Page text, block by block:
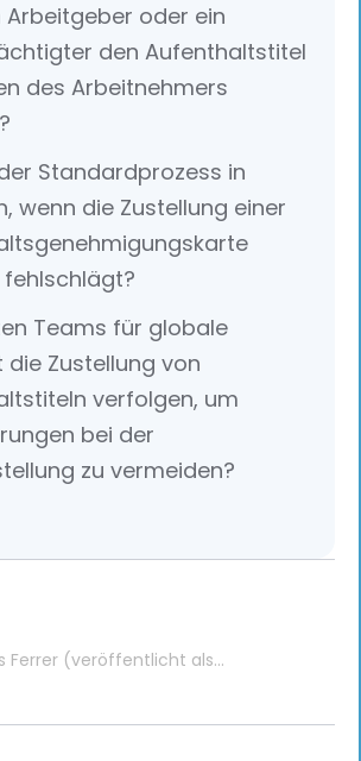
Arbeitgeber oder ein
den Aufenthaltstitel
des Arbeitnehmers
Standardprozess in
wenn die Zustellung einer
Teams für globale
die Zustellung von
verfolgen, um
bei der
zu vermeiden?
Ferrer (veröffentlicht als
des Global Mobility Teams
die Mobilitätsaktivitäten der